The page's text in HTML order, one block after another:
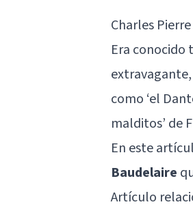
Charles
Era conocido
como ‘el
malditos’ de
En este
Baudelaire
Artículo